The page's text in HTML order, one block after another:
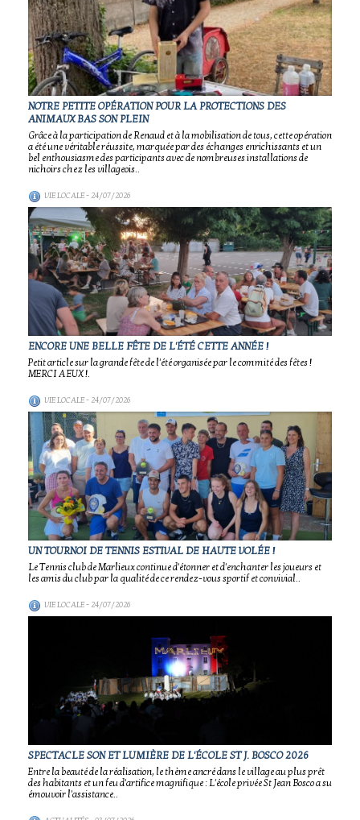
NOTRE PETITE OPÉRATION POUR LA PROTECTIONS DES
ANIMAUX BAS SON PLEIN
Grâce à la participation de Renaud et à la mobilisation de tous, cette opération
a été une véritable réussite, marquée par des échanges enrichissants et un
bel enthousiasme des participants avec de nombreuses installations de
nichoirs chez les villageois..
VIE LOCALE- 24/07/2026
ENCORE UNE BELLE FÊTE DE L'ÉTÉ CETTE ANNÉE !
Petit article sur la grande fête de l'été organisée par le commité des fêtes !
MERCI A EUX !.
VIE LOCALE- 24/07/2026
UN TOURNOI DE TENNIS ESTIVAL DE HAUTE VOLÉE !
Le Tennis club de Marlieux continue d'étonner et d'enchanter les joueurs et
les amis du club par la qualité de ce rendez-vous sportif et convivial..
VIE LOCALE- 24/07/2026
SPECTACLE SON ET LUMIÈRE DE L'ÉCOLE ST J. BOSCO 2026
Entre la beauté de la réalisation, le thème ancré dans le village au plus prêt
des habitants et un feu d'artifice magnifique : L'école privée St Jean Bosco a su
émouvoir l'assistance..